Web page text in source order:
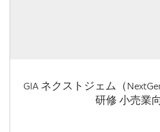
GIA ネクストジェム（
研修 小売業